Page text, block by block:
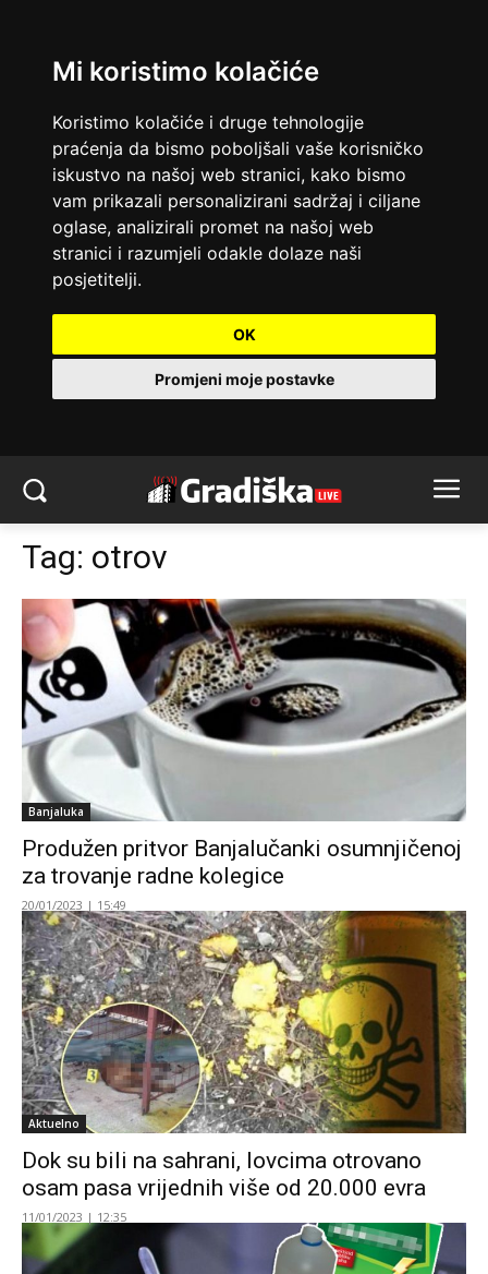
Mi koristimo kolačiće
Koristimo kolačiće i druge tehnologije
praćenja da bismo poboljšali vaše korisničko
iskustvo na našoj web stranici, kako bismo
vam prikazali personalizirani sadržaj i ciljane
oglase, analizirali promet na našoj web
stranici i razumjeli odakle dolaze naši
posjetitelji.
OK
Promjeni moje postavke
Tag: otrov
Banjaluka
Produžen pritvor Banjalučanki osumnjičenoj
za trovanje radne kolegice
20/01/2023 | 15:49
Aktuelno
Dok su bili na sahrani, lovcima otrovano
osam pasa vrijednih više od 20.000 evra
11/01/2023 | 12:35